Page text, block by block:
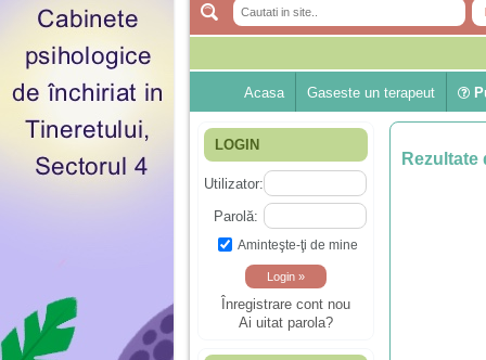
Acasa Gaseste un terapeut
LOGIN
Utilizator:
Parolă:
Aminteşte-ţi de mine
Înregistrare cont nou
Ai uitat parola?
Rezultate